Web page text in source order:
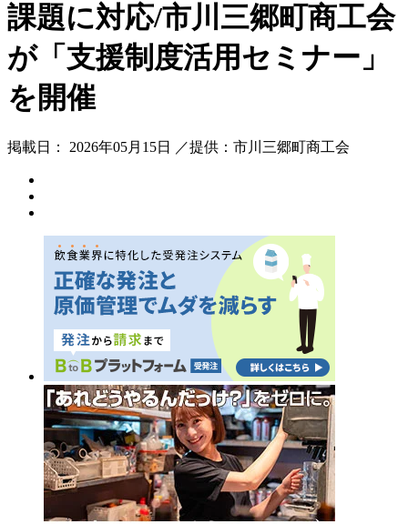
課題に対応/市川三郷町商工会
が「支援制度活用セミナー」
を開催
掲載日： 2026年05月15日 ／提供：市川三郷町商工会